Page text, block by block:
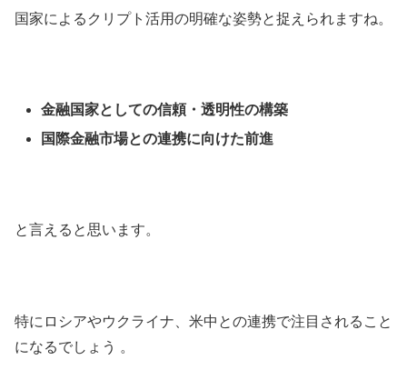
国家によるクリプト活用の明確な姿勢と捉えられますね。
金融国家としての信頼・透明性の構築
国際金融市場との連携に向けた前進
と言えると思います。
特にロシアやウクライナ、米中との連携で注目されること
になるでしょう 。